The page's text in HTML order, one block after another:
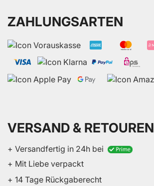
ZAHLUNGSARTEN
VERSAND & RETOUREN
+ Versandfertig in 24h bei
+ Mit Liebe verpackt
+ 14 Tage Rückgaberecht